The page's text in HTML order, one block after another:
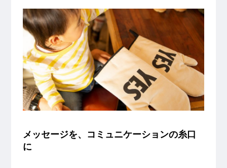
メッセージを、コミュニケーションの糸口
に